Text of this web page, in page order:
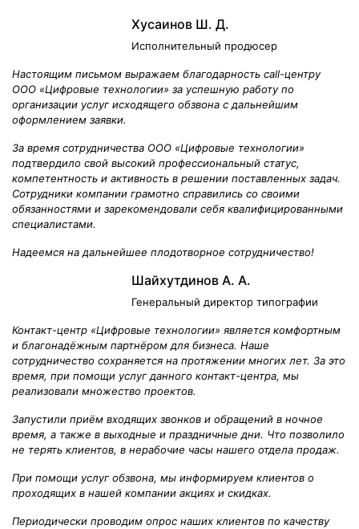
Хусаинов Ш. Д.
Исполнительный продюсер
Настоящим письмом выражаем благодарность call-центру
ООО «Цифровые технологии» за успешную работу по
организации услуг исходящего обзвона с дальнейшим
оформлением заявки.
За время сотрудничества ООО «Цифровые технологии»
подтвердило свой высокий профессиональный статус,
компетентность и активность в решении поставленных задач.
Сотрудники компании грамотно справились со своими
обязанностями и зарекомендовали себя квалифицированными
специалистами.
Надеемся на дальнейшее плодотворное сотрудничество!
Шайхутдинов А. А.
Генеральный директор типографии
Контакт-центр «Цифровые технологии» является комфортным
и благонадёжным партнёром для бизнеса. Наше
сотрудничество сохраняется на протяжении многих лет. За это
время, при помощи услуг данного контакт-центра, мы
реализовали множество проектов.
Запустили приём входящих звонков и обращений в ночное
время, а также в выходные и праздничные дни. Что позволило
не терять клиентов, в нерабочие часы нашего отдела продаж.
При помощи услуг обзвона, мы информируем клиентов о
проходящих в нашей компании акциях и скидках.
Периодически проводим опрос наших клиентов по качеству